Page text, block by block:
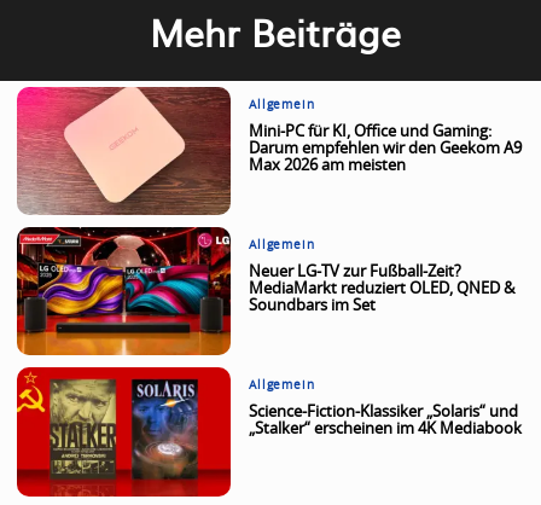
Mehr Beiträge
Allgemein
Mini-PC für KI, Office und Gaming:
Darum empfehlen wir den Geekom A9
Max 2026 am meisten
Allgemein
Neuer LG-TV zur Fußball-Zeit?
MediaMarkt reduziert OLED, QNED &
Soundbars im Set
Allgemein
Science-Fiction-Klassiker „Solaris“ und
„Stalker“ erscheinen im 4K Mediabook